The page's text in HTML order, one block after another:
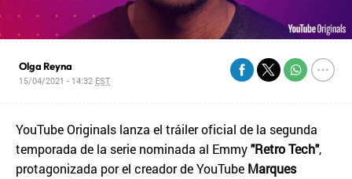
Olga Reyna
15/04/2021 - 14:32 EST
YouTube Originals lanza el tráiler oficial de la segunda
temporada de la serie nominada al Emmy"Retro Tech",
protagonizada por el creador de YouTube Marques